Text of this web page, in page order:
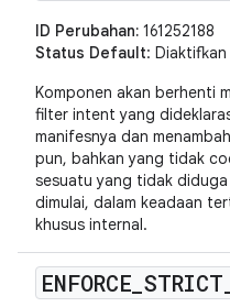
ID Perubahan: 161252188
Status Default:
Komponen akan berhenti
filter intent yang
manifesnya dan
pun, bahkan yang tidak
sesuatu yang tidak
dimulai, dalam keadaan
khusus internal.
ENFORCE STRICT